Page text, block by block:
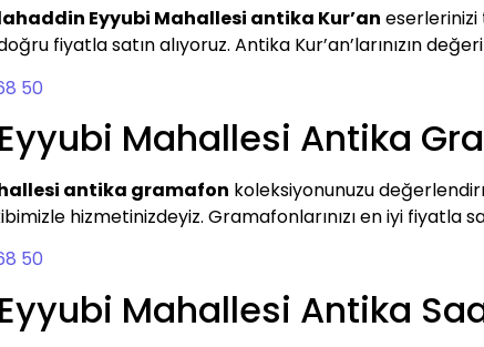
Eyyubi Mahallesi antika Kur’an
fiyatla satın alıyoruz. Antika Kur’an’larınızın
50
Mahallesi Antika
antika gramafon koleksiyonunuzu
hizmetinizdeyiz. Gramafonlarınızı en iyi fiyatla
50
Mahallesi Antika